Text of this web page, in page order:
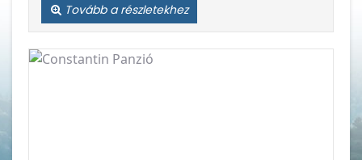
Tovább a részletekhez